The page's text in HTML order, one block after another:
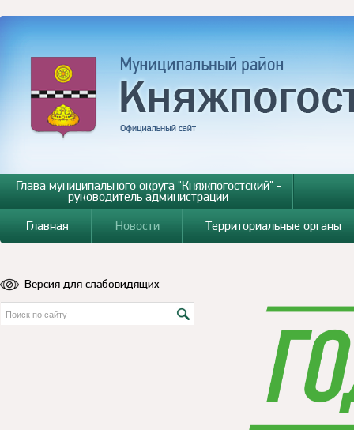
Глава муниципального округа "Княжпогостский" -
руководитель администрации
Главная
Новости Территориальные органы
Версия для слабовидящих